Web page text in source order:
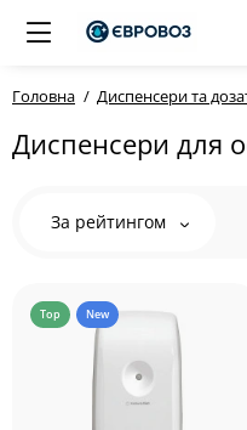
Головна Диспенсери та
Диспенсери для
За рейтингом
Top New